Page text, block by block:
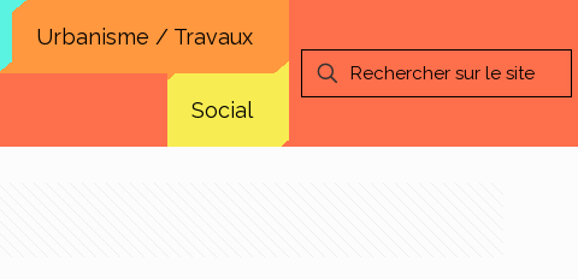
Urbanisme / Travaux
Social